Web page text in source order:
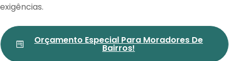
exigências.
Orçamento Especial Para Moradores De
Bairros!